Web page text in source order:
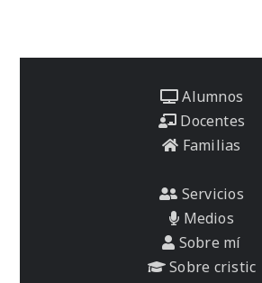
Alumnos
Docentes
Familias
Servicios
Medios
Sobre mí
Sobre cristic